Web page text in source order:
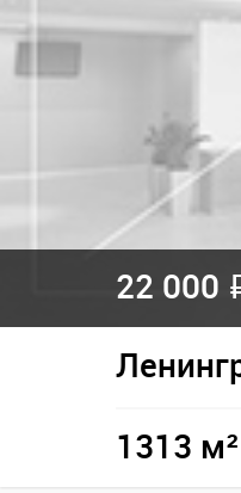
22 000
1313 м²